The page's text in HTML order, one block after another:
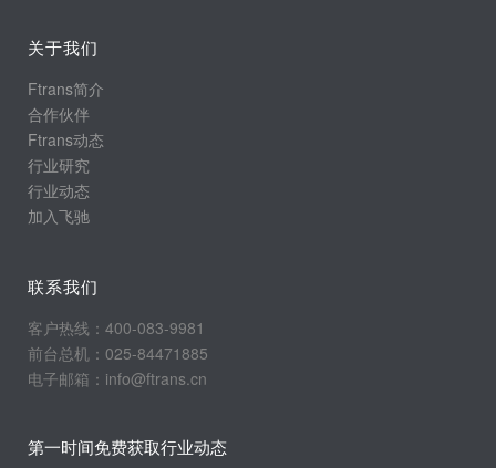
关于我们
Ftrans简介
合作伙伴
Ftrans动态
行业研究
行业动态
加入飞驰
联系我们
客户热线：400-083-9981
前台总机：025-84471885
电子邮箱：info@ftrans.cn
第一时间免费获取行业动态